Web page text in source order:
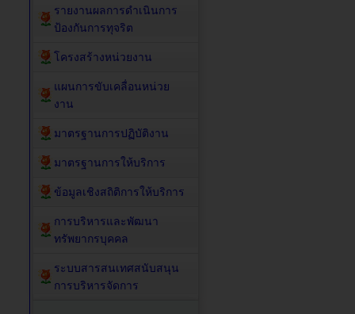
รายงานผลการดำเนินการ
ป้องกันการทุจริต
โครงสร้างหน่วยงาน
แผนการขับเคลื่อนหน่วย
งาน
มาตรฐานการปฏิบัติงาน
มาตรฐานการให้บริการ
ข้อมูลเชิงสถิติการให้บริการ
การบริหารและพัฒนา
ทรัพยากรบุคคล
ระบบสารสนเทศสนับสนุน
การบริหารจัดการ